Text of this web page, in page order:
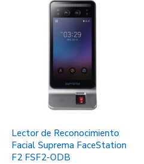
Lector de Reconocimiento
Facial Suprema FaceStation
F2 FSF2-ODB